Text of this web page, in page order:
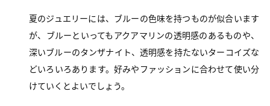
夏のジュエリーには、ブルーの色味を持つものが似合います
が、ブルーといってもアクアマリンの透明感のあるものや、
深いブルーのタンザナイト、透明感を持たないターコイズな
どいろいろあります。好みやファッションに合わせて使い分
けていくとよいでしょう。